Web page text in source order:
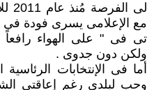
تى فى " على الهواء رافعاً
ولكن دون جدوى .
أما فى الإنتخابات
وحب لبلدى رغم إعاقتى